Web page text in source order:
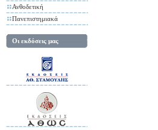
Ανθοδετική
Πανεπιστημιακά
Οι εκδόσεις μας